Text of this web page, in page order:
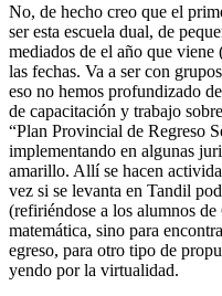
No, de hecho creo que el
ser esta escuela dual, de
mediados de el año que viene
las fechas. Va a ser con
eso no hemos profundizado
de capacitación y trabajo
“Plan Provincial de Regreso
implementando en algunas
amarillo. Allí se hacen
vez si se levanta en Tandil
(refiriéndose a los alumnos
matemática, sino para
egreso, para otro tipo de
yendo por la virtualidad.